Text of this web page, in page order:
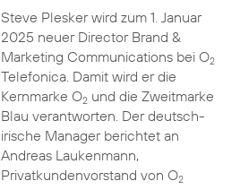
Steve Plesker wird zum 1. Januar
2025 neuer Director Brand &
Marketing Communications bei O2
Telefonica. Damit wird er die
Kernmarke O2und die Zweitmarke
Blau verantworten. Der deutsch-
irische Manager berichtet an
Andreas Laukenmann,
Privatkundenvorstand von O2